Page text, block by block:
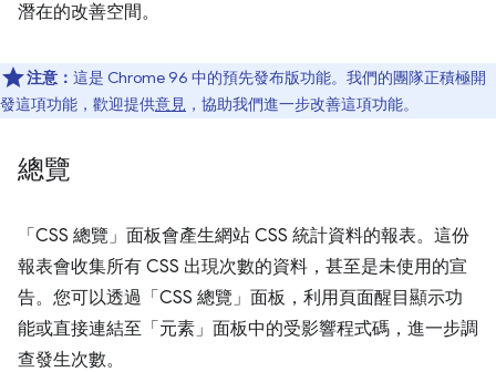
潛在的改善空間。
注意： 這是 Chrome 96 中的預先發布版功能。我們的團隊正積極開
發這項功能，歡迎提供意見 ，協助我們進一步改善這項功能。
總覽
「CSS 總覽」 面板會產生網站 CSS 統計資料的報表。這份
報表會收集所有 CSS 出現次數的資料，甚至是未使用的宣
告。您可以透過「CSS 總覽」 面板，利用頁面醒目顯示功
能或直接連結至「元素」 面板中的受影響程式碼，進一步調
查發生次數。